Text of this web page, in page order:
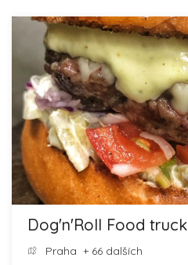
Dog'n'Roll Food truck
Praha + 66 dalších